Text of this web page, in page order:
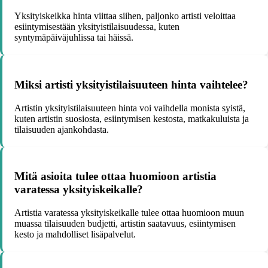
Yksityiskeikka hinta viittaa siihen, paljonko artisti veloittaa
esiintymisestään yksityistilaisuudessa, kuten
syntymäpäiväjuhlissa tai häissä.
Miksi artisti yksityistilaisuuteen hinta vaihtelee?
Artistin yksityistilaisuuteen hinta voi vaihdella monista syistä,
kuten artistin suosiosta, esiintymisen kestosta, matkakuluista ja
tilaisuuden ajankohdasta.
Mitä asioita tulee ottaa huomioon artistia
varatessa yksityiskeikalle?
Artistia varatessa yksityiskeikalle tulee ottaa huomioon muun
muassa tilaisuuden budjetti, artistin saatavuus, esiintymisen
kesto ja mahdolliset lisäpalvelut.